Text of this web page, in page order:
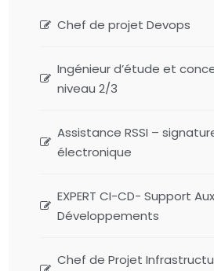
Chef de projet Devops
Ingénieur d’étude et
niveau 2/3
Assistance RSSI –
électronique
EXPERT CI-CD- Support Aux
Développements
Chef de Projet